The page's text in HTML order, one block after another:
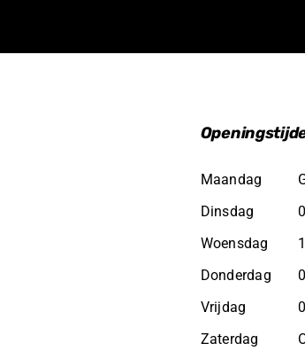
Maandag
Dinsdag
Woensdag
Donderdag
Vrijdag
Zaterdag